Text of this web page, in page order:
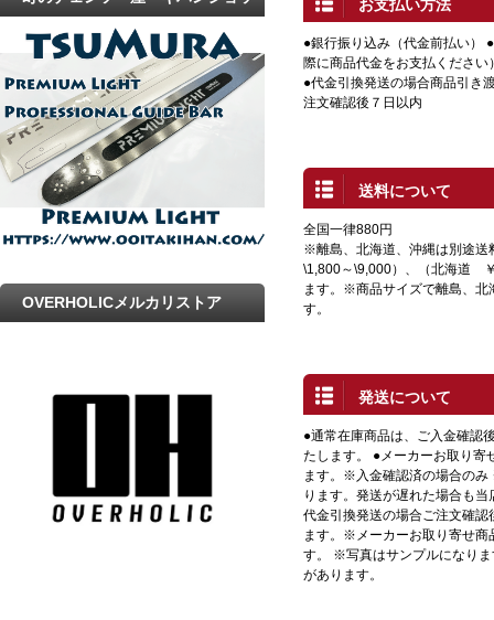
お支払い方法
●銀行振り込み（代金前払い）
際に商品代金をお支払ください
●代金引換発送の場合商品引き
注文確認後７日以内
送料について
全国一律880円
※離島、北海道、沖縄は別途送
\1,800～\9,000）、（北海道
ます。※商品サイズで離島、北
す。
発送について
●通常在庫商品は、ご入金確認
たします。 ●メーカーお取り寄
ます。※入金確認済の場合の
ります。発送が遅れた場合も
代金引換発送の場合ご注文確
ます。※メーカーお取り寄せ商
す。 ※写真はサンプルになり
があります。
プ
OVERHOLICメルカリストア